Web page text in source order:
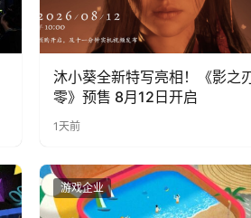
沐小葵全新特写亮相！《影之
零》预售 8月12日开启
1天前
游戏企业